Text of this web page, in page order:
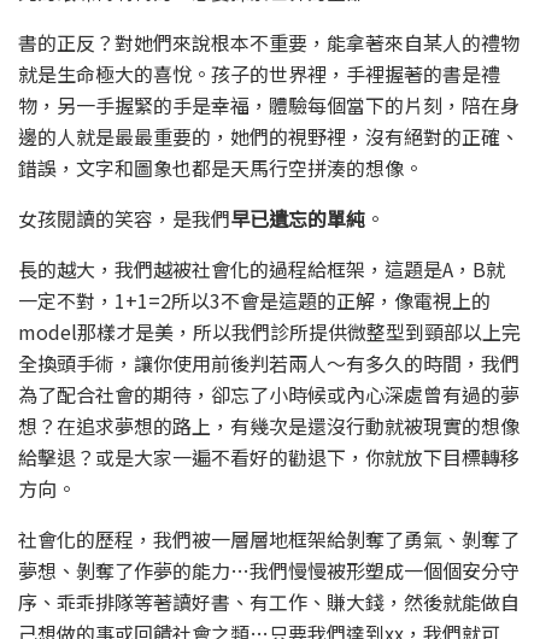
書的正反？對她們來說根本不重要，能拿著來自某人的禮物
就是生命極大的喜悅。孩子的世界裡，手裡握著的書是禮
物，另一手握緊的手是幸福，體驗每個當下的片刻，陪在身
邊的人就是最最重要的，她們的視野裡，沒有絕對的正確、
錯誤，文字和圖象也都是天馬行空拼湊的想像。
女孩閱讀的笑容，是我們早已遺忘的單純 。
長的越大，我們越被社會化的過程給框架，這題是A，B就
一定不對，1+1=2所以3不會是這題的正解，像電視上的
model那樣才是美，所以我們診所提供微整型到頸部以上完
全換頭手術，讓你使用前後判若兩人～有多久的時間，我們
為了配合社會的期待，卻忘了小時候或內心深處曾有過的夢
想？在追求夢想的路上，有幾次是還沒行動就被現實的想像
給擊退？或是大家一遍不看好的勸退下，你就放下目標轉移
方向。
社會化的歷程，我們被一層層地框架給剝奪了勇氣、剝奪了
夢想、剝奪了作夢的能力…我們慢慢被形塑成一個個安分守
序、乖乖排隊等著讀好書、有工作、賺大錢，然後就能做自